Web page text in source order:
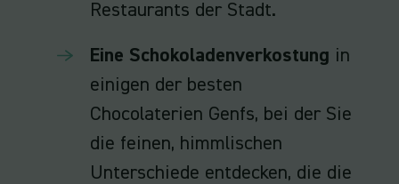
Restaurants der Stadt.
Eine Schokoladenverkostung in
einigen der besten
Chocolaterien Genfs, bei der Sie
die feinen, himmlischen
Unterschiede entdecken, die die